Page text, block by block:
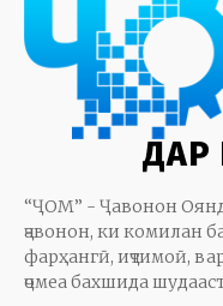
ДАР
“ҶОМ” - Ҷавонон
ҷавонон, ки комилан
фарҳангӣ, иҷтимоӣ,
ҷомеа бахшида